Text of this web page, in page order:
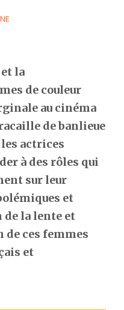
la
de couleur
au cinéma
de banlieue
actrices
à des rôles qui
sur leur
et
de la lente et
ces femmes
et